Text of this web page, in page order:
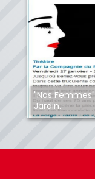
"Nos
Jardin.